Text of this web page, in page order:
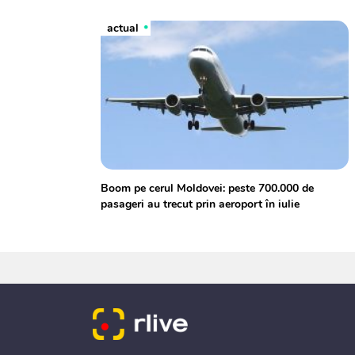
actual
Boom pe cerul Moldovei: peste 700.000 de
pasageri au trecut prin aeroport în iulie